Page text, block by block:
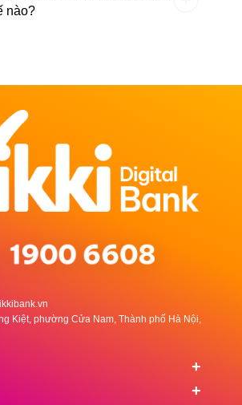
nào?
Kiệt, phường Cửa Nam, Thành phố Hà Nội,
+
+